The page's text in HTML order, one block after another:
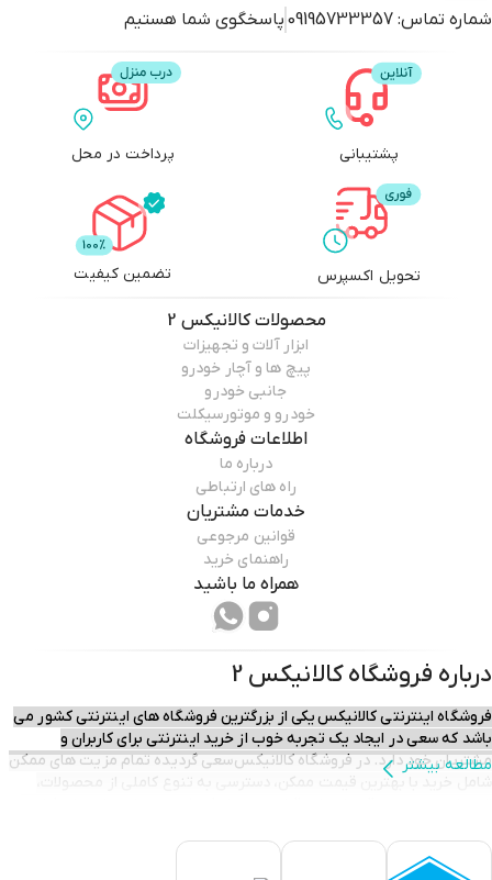
شماره تماس: 09195733357 پاسخگوی شما هستیم
پشتیبانی پرداخت در محل
تحویل اکسپرس تضمین کیفیت
محصولاتکالانیکس 2
ابزار آلات و تجهیزات
پیچ ها و آچار خودرو
جانبی خودرو
خودرو و موتورسیکلت
اطلاعات فروشگاه
درباره ما
راه های ارتباطی
خدمات مشتریان
قوانین مرجوعی
راهنمای خرید
همراه ما باشید
درباره فروشگاهکالانیکس 2
فروشگاه اینترنتی کالانیکس یکی از بزرگترین فروشگاه های اینترنتی کشور می
باشد که سعی در ایجاد یک تجربه خوب از خرید اینترنتی برای کاربران و
مشتریان خود دارد. در فروشگاه کالانیکس سعی گردیده تمام مزیت های ممکن
شامل خرید با بهترین قیمت ممکن، دسترسی به تنوع کاملی از محصولات،
در حداقل زمان ممکن در منزل یا محل کار خود تحویل گیرند.​​​​​​​
مطالعه بیشتر